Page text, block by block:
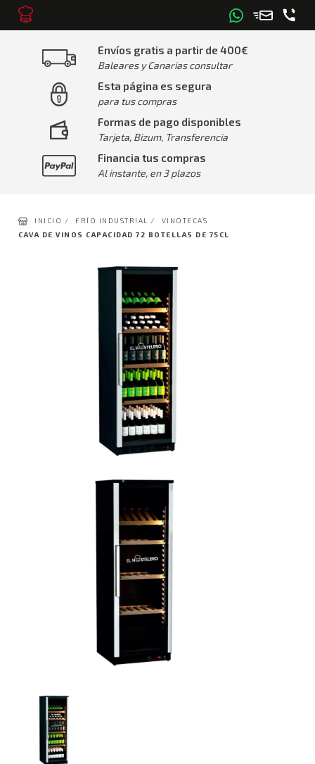
Envíos gratis a partir de 400€
Baleares y Canarias consultar
Esta página es segura
para tus compras
Formas de pago disponibles
Tarjeta, Bizum, Transferencia
Financia tus compras
Al instante, en 3 plazos
INICIO / FRÍO INDUSTRIAL /
VINOTECAS
CAVA DE VINOS CAPACIDAD 72 BOTELLAS DE 75CL